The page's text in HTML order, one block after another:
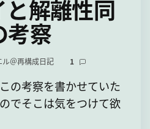
解離性同
考察
ル＠再構成日記 1
の考察を書かせていた
でそこは気をつけて欲